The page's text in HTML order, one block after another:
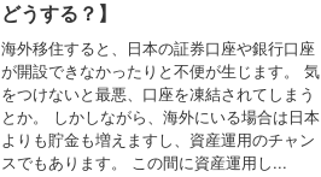
どうする？】
海外移住すると、日本の証券口座や銀行口座
が開設できなかったりと不便が生じます。 気
をつけないと最悪、口座を凍結されてしまう
とか。 しかしながら、海外にいる場合は日本
よりも貯金も増えますし、資産運用のチャン
スでもあります。 この間に資産運用し...